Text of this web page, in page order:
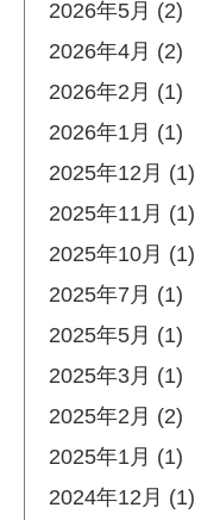
2026年5月 (2)
2026年4月 (2)
2026年2月 (1)
2026年1月 (1)
2025年12月 (1)
2025年11月 (1)
2025年10月 (1)
2025年7月 (1)
2025年5月 (1)
2025年3月 (1)
2025年2月 (2)
2025年1月 (1)
2024年12月 (1)